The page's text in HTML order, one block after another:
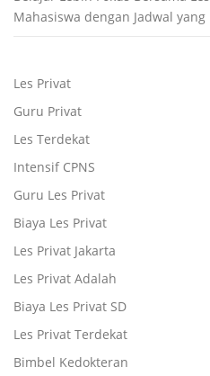
Mahasiswa dengan Jadwal yang
Les Privat
Guru Privat
Les Terdekat
Intensif CPNS
Guru Les Privat
Biaya Les Privat
Les Privat Jakarta
Les Privat Adalah
Biaya Les Privat SD
Les Privat Terdekat
Bimbel Kedokteran